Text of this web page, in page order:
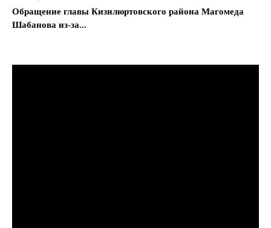
Обращение главы Кизилюртовского района Магомеда
Шабанова из-за...